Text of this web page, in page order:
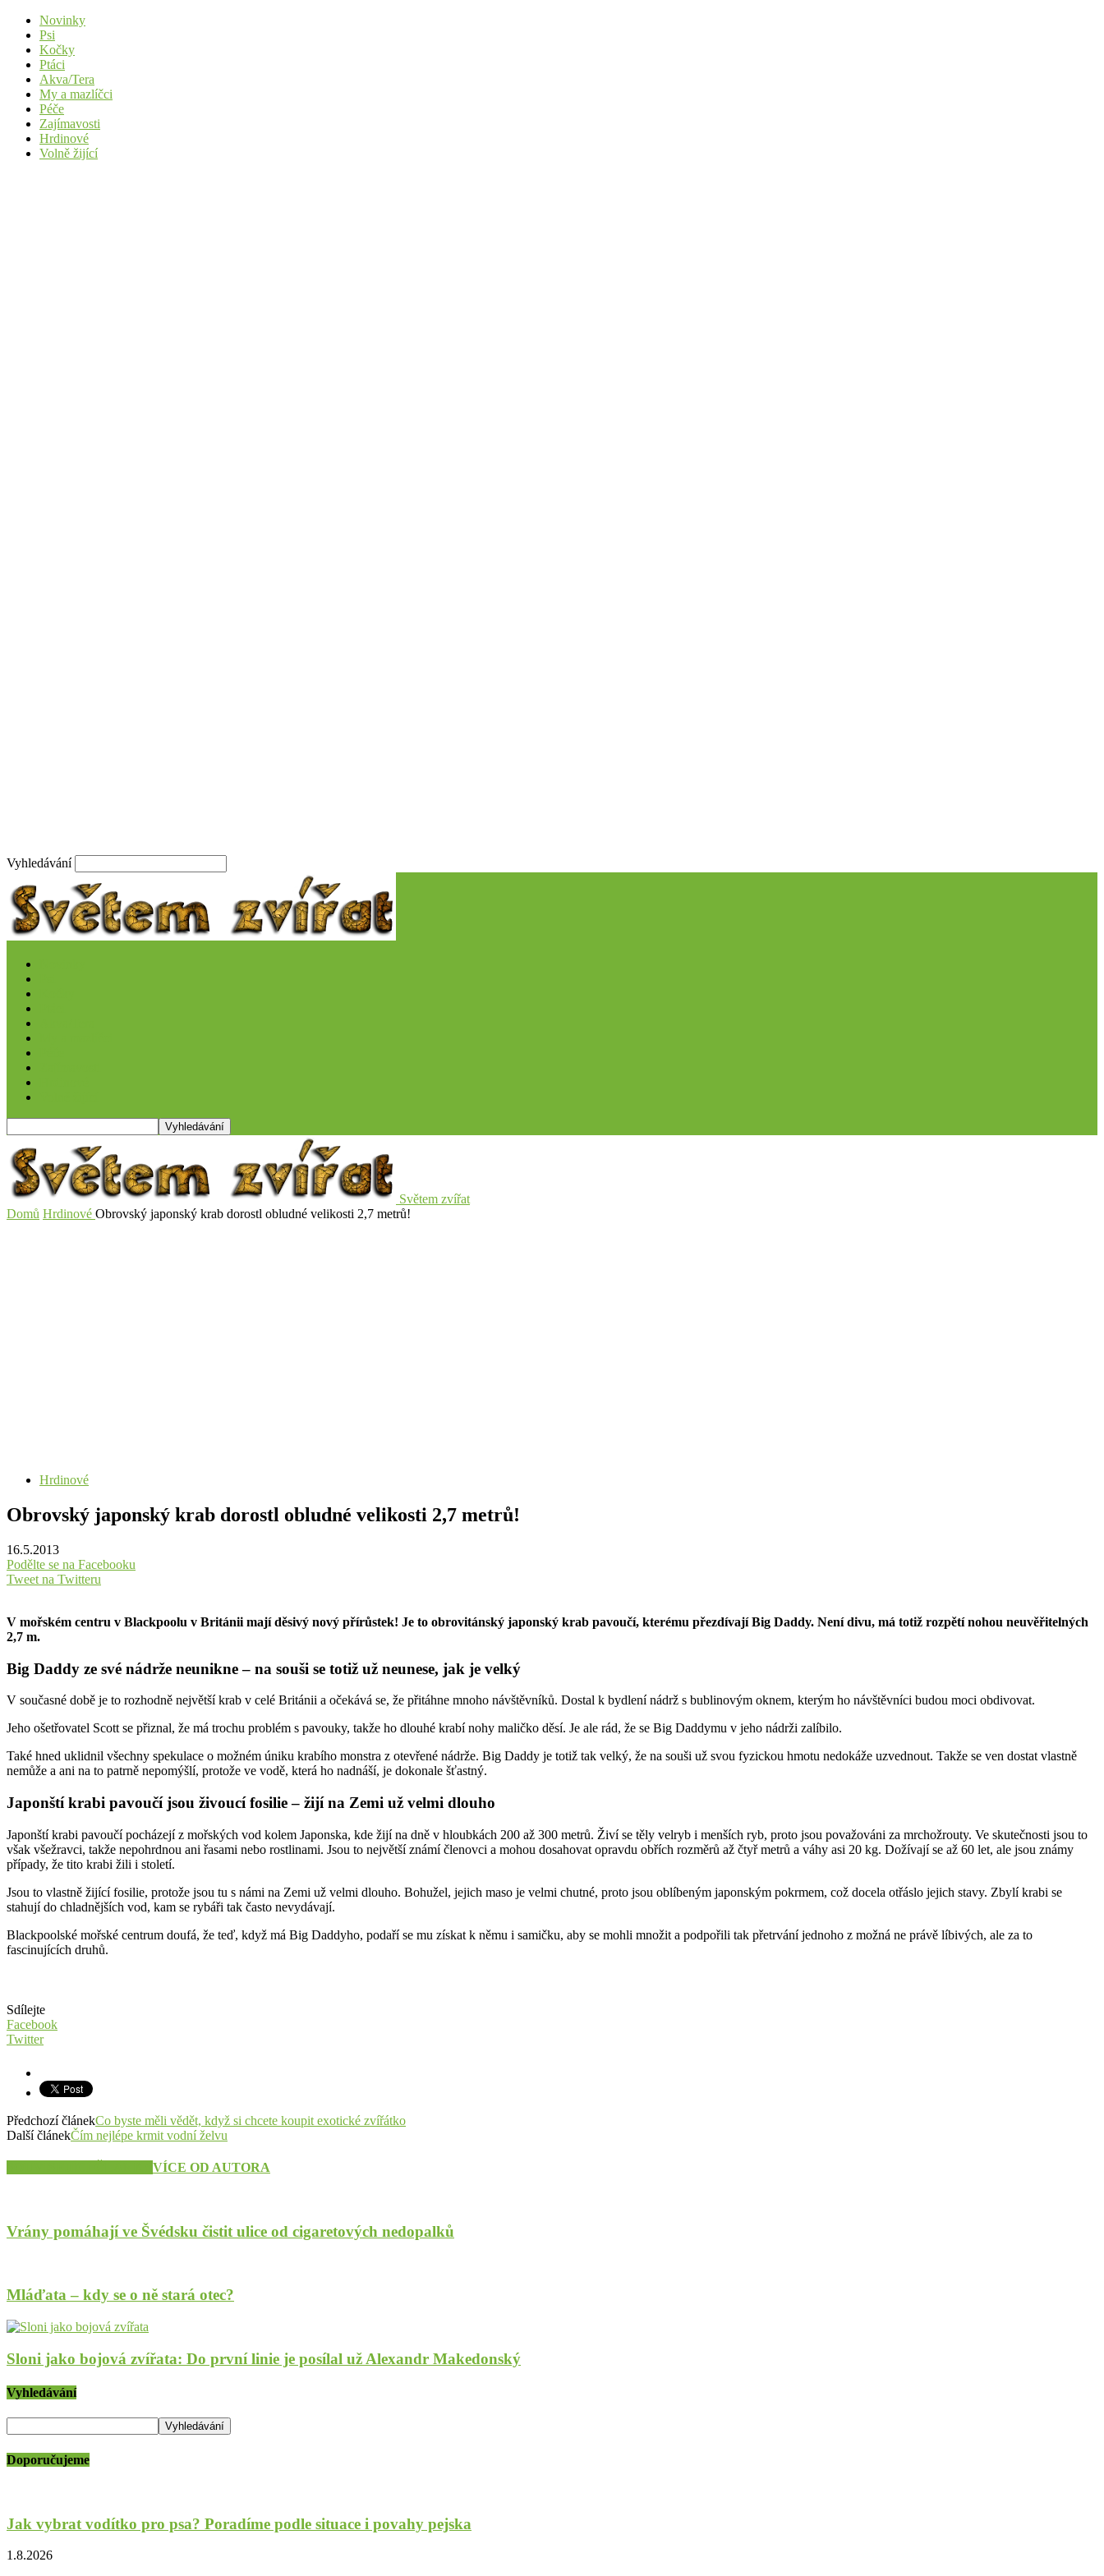
Novinky
Psi
Kočky
Ptáci
Akva/Tera
My a mazlíčci
Péče
Zajímavosti
Hrdinové
Volně žijící
Vyhledávání
Světem zvířat
Domů Hrdinové Obrovský japonský krab dorostl obludné velikosti 2,7 metrů!
Hrdinové
Obrovský japonský krab dorostl obludné velikosti 2,7 metrů!
16.5.2013
Podělte se na Facebooku
Tweet na Twitteru
V mořském centru v Blackpoolu v Británii mají děsivý nový přírůstek! Je to obrovitánský japonský krab pavoučí, kterému přezdívají Big Daddy. Není divu, má totiž rozpětí nohou neuvěřitelných
2,7 m.
Big Daddy ze své nádrže neunikne – na souši se totiž už neunese, jak je velký
V současné době je to rozhodně největší krab v celé Británii a očekává se, že přitáhne mnoho návštěvníků. Dostal k bydlení nádrž s bublinovým oknem, kterým ho návštěvníci budou moci obdivovat.
Jeho ošetřovatel Scott se přiznal, že má trochu problém s pavouky, takže ho dlouhé krabí nohy maličko děsí. Je ale rád, že se Big Daddymu v jeho nádrži zalíbilo.
Také hned uklidnil všechny spekulace o možném úniku krabího monstra z otevřené nádrže. Big Daddy je totiž tak velký, že na souši už svou fyzickou hmotu nedokáže uzvednout. Takže se ven dostat vlastně
nemůže a ani na to patrně nepomýšlí, protože ve vodě, která ho nadnáší, je dokonale šťastný.
Japonští krabi pavoučí jsou živoucí fosilie – žijí na Zemi už velmi dlouho
Japonští krabi pavoučí pocházejí z mořských vod kolem Japonska, kde žijí na dně v hloubkách 200 až 300 metrů. Živí se těly velryb i menších ryb, proto jsou považováni za mrchožrouty. Ve skutečnosti jsou to
však všežravci, takže nepohrdnou ani řasami nebo rostlinami. Jsou to největší známí členovci a mohou dosahovat opravdu obřích rozměrů až čtyř metrů a váhy asi 20 kg. Dožívají se až 60 let, ale jsou známy
případy, že tito krabi žili i století.
Jsou to vlastně žijící fosilie, protože jsou tu s námi na Zemi už velmi dlouho. Bohužel, jejich maso je velmi chutné, proto jsou oblíbeným japonským pokrmem, což docela otřáslo jejich stavy. Zbylí krabi se
stahují do chladnějších vod, kam se rybáři tak často nevydávají.
Blackpoolské mořské centrum doufá, že teď, když má Big Daddyho, podaří se mu získat k němu i samičku, aby se mohli množit a podpořili tak přetrvání jednoho z možná ne právě líbivých, ale za to
fascinujících druhů.
Sdílejte
Facebook
Twitter
Předchozí článekCo byste měli vědět, když si chcete koupit exotické zvířátko
Další článekČím nejlépe krmit vodní želvu
VÍCE OD AUTORA
Vrány pomáhají ve Švédsku čistit ulice od cigaretových nedopalků
Mláďata – kdy se o ně stará otec?
Sloni jako bojová zvířata: Do první linie je posílal už Alexandr Makedonský
Vyhledávání
Doporučujeme
Jak vybrat vodítko pro psa? Poradíme podle situace i povahy pejska
1.8.2026